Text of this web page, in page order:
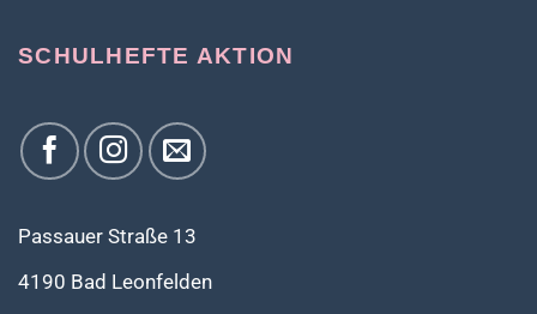
SCHULHEFTE AKTION
Passauer Straße 13
4190 Bad Leonfelden